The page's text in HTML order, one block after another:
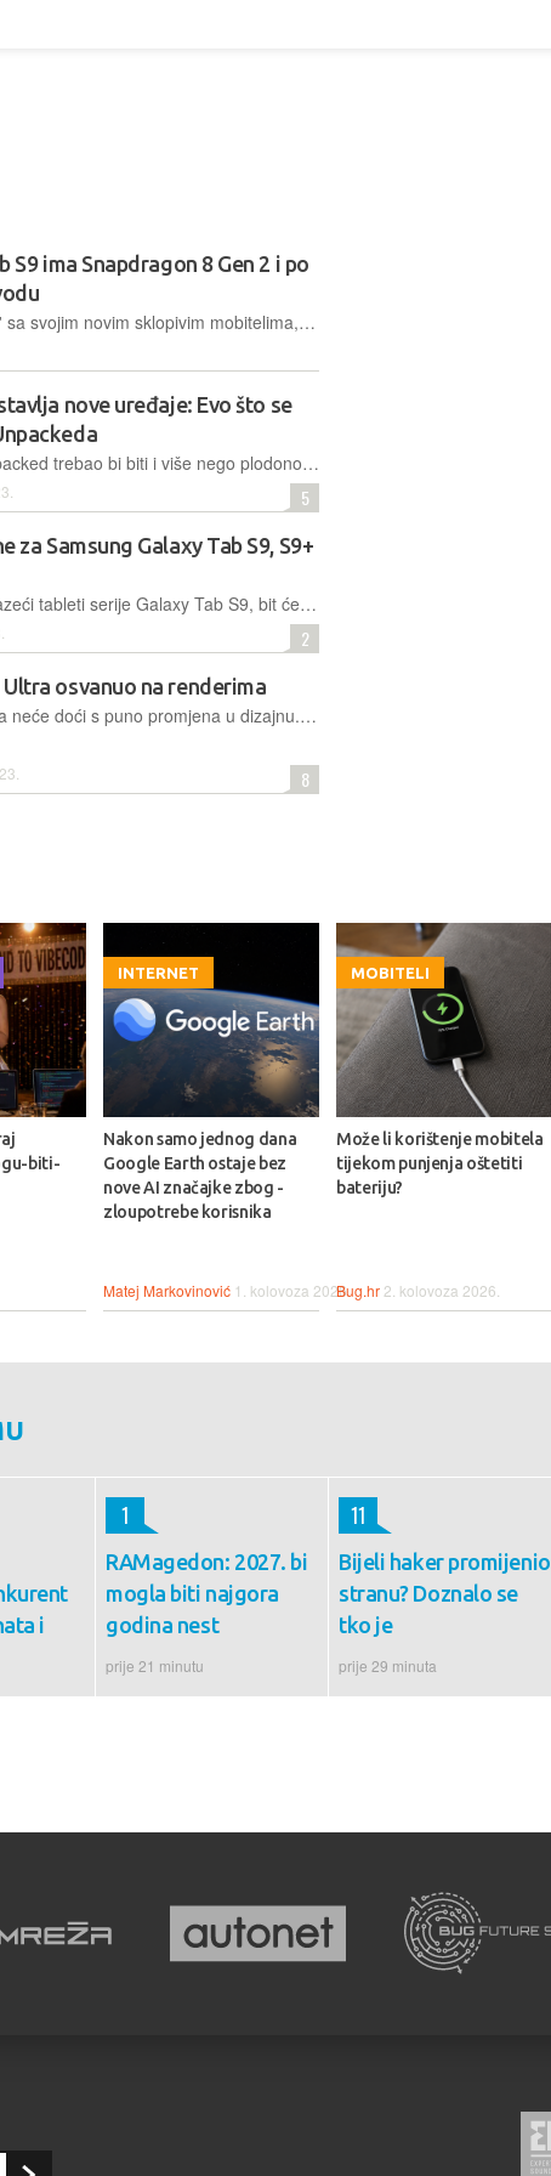
S9 ima Snapdragon 8 Gen 2 i po
Iako su pažnju mnogih 'ukrali' sa svojim novim sklopivim mobitelima, Galaxy Z Flipom 5 i Z Foldom 5, Samsung je na Galaxy Unpackedu predstavio čak tri nova tableta
nove uređaje: Evo što se
Drugi ovogodišnji Galaxy Unpacked trebao bi biti i više nego plodonosan. Očekuje se da će Samsung predstaviti nove sklopive mobitele te novu seriju pametnih satova i tableta
5
za Samsung Galaxy Tab S9, S9+
Kao što se i očekivalo, nadolazeći tableti serije Galaxy Tab S9, bit će skuplji od svojih prethodnika. Za početni Tab S9 bit će potrebno izdvojiti 929 eura, dok će početni Tab S9 Ultra koštati 1.369 eura
2
Ultra osvanuo na renderima
Samsung Galaxy Tab S9 Ultra neće doći s puno promjena u dizajnu. Sustav kamera bit će izraženiji, kao na S23 seriji mobitela, ali ostatak bi trebao biti kao i na prošlogodišnjem modelu
8
biti-
INTERNET
Nakon samo jednog dana
Google Earth ostaje bez
nove AI značajke zbog -
zloupotrebe korisnika
Matej Markovinović 1. kolovoza 2026.
MOBITELI
Može li korištenje mobitela
tijekom punjenja oštetiti
bateriju?
Bug.hr 2. kolovoza 2026.
i
RAMagedon: 2027. bi
mogla biti najgora
godina nest
prije 21 minutu
1
Bijeli haker promijenio
stranu? Doznalo se
tko je
prije 29 minuta
11